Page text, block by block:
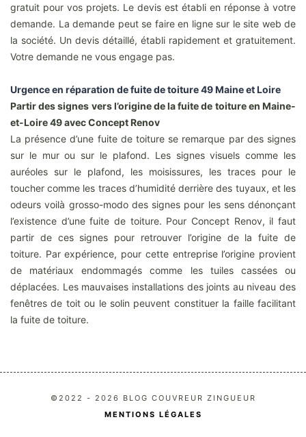
gratuit pour vos projets. Le devis est établi en réponse à votre
demande. La demande peut se faire en ligne sur le site web de
la société. Un devis détaillé, établi rapidement et gratuitement.
Votre demande ne vous engage pas.
Urgence en réparation de fuite de toiture 49 Maine et Loire
Partir des signes vers l’origine de la fuite de toiture en Maine-
et-Loire 49 avec Concept Renov
La présence d’une fuite de toiture se remarque par des signes
sur le mur ou sur le plafond. Les signes visuels comme les
auréoles sur le plafond, les moisissures, les traces pour le
toucher comme les traces d’humidité derrière des tuyaux, et les
odeurs voilà grosso-modo des signes pour les sens dénonçant
l’existence d’une fuite de toiture. Pour Concept Renov, il faut
partir de ces signes pour retrouver l’origine de la fuite de
toiture. Par expérience, pour cette entreprise l’origine provient
de matériaux endommagés comme les tuiles cassées ou
déplacées. Les mauvaises installations des joints au niveau des
fenêtres de toit ou le solin peuvent constituer la faille facilitant
la fuite de toiture.
©2022 - 2026 BLOG COUVREUR ZINGUEUR
MENTIONS LÉGALES